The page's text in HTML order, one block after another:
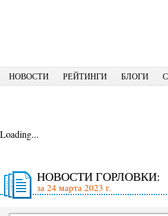
НОВОСТИ РЕЙТИНГИ БЛОГИ
Loading...
НОВОСТИ ГОРЛОВКИ:
за 24 марта 2023 г.